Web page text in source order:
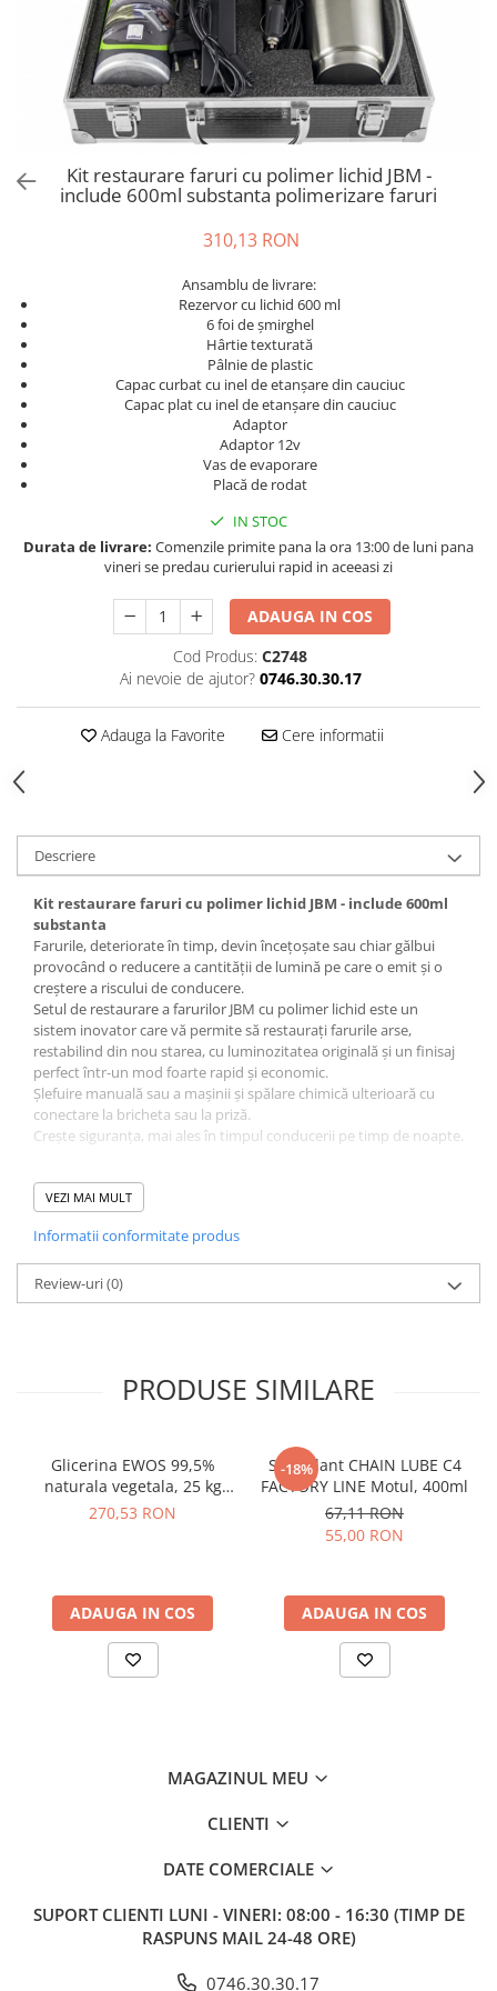
Bord | Plastice Interioare
Parfumuri | Odorizante
CEARA | SEALANT | TRATAMENTE
HIDROFOBE
PROTECTIE | COATING CERAMIC
LAVETE | PROSOAPE
Kit restaurare faruri cu polimer lichid JBM -
include 600ml substanta polimerizare faruri
310,13 RON
Ansamblu de livrare:
Rezervor cu lichid 600 ml
6 foi de șmirghel
Hârtie texturată
Pâlnie de plastic
Capac curbat cu inel de etanșare din cauciuc
Capac plat cu inel de etanșare din cauciuc
Adaptor
Adaptor 12v
Vas de evaporare
Placă de rodat
IN STOC
Durata de livrare: Comenzile primite pana la ora 13:00 de luni pana
vineri se predau curierului rapid in aceeasi zi
ADAUGA IN COS
Cod Produs: C2748
Ai nevoie de ajutor? 0746.30.30.17
Adauga la Favorite Cere informatii
Descriere
Kit restaurare faruri cu polimer lichid JBM - include 600ml
substanta
Farurile, deteriorate în timp, devin încețoșate sau chiar gălbui
provocând o reducere a cantității de lumină pe care o emit și o
creștere a riscului de conducere.
Setul de restaurare a farurilor JBM cu polimer lichid este un
sistem inovator care vă permite să restaurați farurile arse,
restabilind din nou starea, cu luminozitatea originală și un finisaj
perfect într-un mod foarte rapid și economic.
Șlefuire manuală sau a mașinii și spălare chimică ulterioară cu
conectare la bricheta sau la priză.
Crește siguranța, mai ales în timpul conducerii pe timp de noapte.
Ansamblu de livrare:
Rezervor cu lichid 600 ml
Hârtie texturată
Pâlnie de plastic
Capac curbat cu inel de etanșare din cauciuc
Capac plat cu inel de etanșare din cauciuc
Placă de rodat
DEOARECE O POSIBILĂ SUPRAÎNCĂLZIRE POATE DETERIORA
CUPA DE VAPORIZARE
VEZI MAI MULT
Informatii conformitate produs
Review-uri(0)
PRODUSE SIMILARE
Glicerina EWOS 99,5%
naturala vegetala, 25 kg
kosher/halal, grad
270,53 RON
ADAUGA IN COS
-18%
Spray lant CHAIN LUBE C4
FACTORY LINE Motul, 400ml
67,11 RON
55,00 RON
ADAUGA IN COS
MAGAZINUL MEU
CLIENTI
DATE COMERCIALE
SUPORT CLIENTI LUNI - VINERI: 08:00 - 16:30 (TIMP DE
RASPUNS MAIL 24-48 ORE)
0746.30.30.17